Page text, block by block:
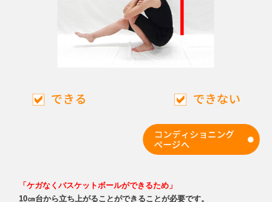
「ケガなくバスケットボールができるため」
10㎝台から立ち上がることができることが必要です。